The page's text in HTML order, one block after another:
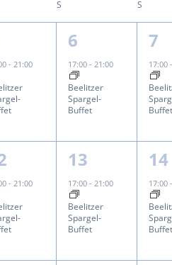
S S
-21:00
1
6
17:00-21:00
Beelitzer
Spargel-
Buffet
1
7
17:00
Buffet
-21:00
1
13
17:00-21:00
Beelitzer
Spargel-
Buffet
1
14
17:00
Buffet